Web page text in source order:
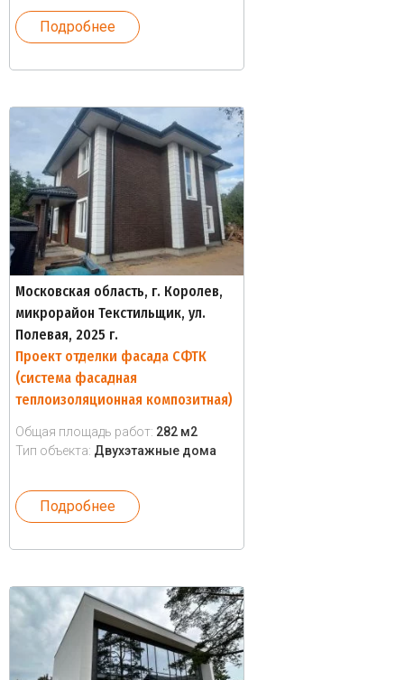
Подробнее
Московская область, г. Королев,
микрорайон Текстильщик, ул.
Полевая, 2025 г.
Проект отделки фасада СФТК
(система фасадная
теплоизоляционная композитная)
Общая площадь работ: 282 м2
Тип объекта: Двухэтажные дома
Подробнее